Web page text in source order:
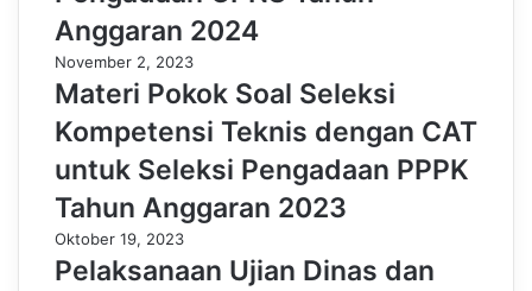
Anggaran 2024
November 2, 2023
Materi Pokok Soal Seleksi
Kompetensi Teknis dengan CAT
untuk Seleksi Pengadaan PPPK
Tahun Anggaran 2023
Oktober 19, 2023
Pelaksanaan Ujian Dinas dan